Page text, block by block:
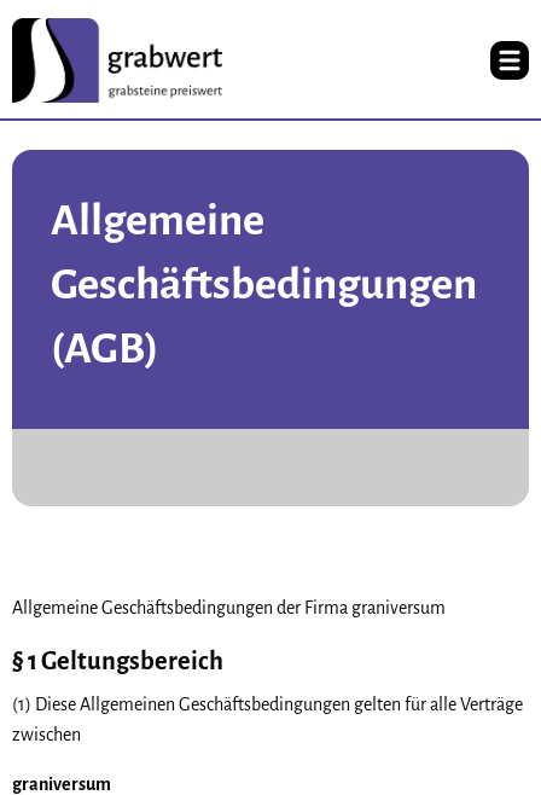
Allgemeine
Geschäftsbedingungen
(AGB)
Allgemeine Geschäftsbedingungen der Firma graniversum
§ 1 Geltungsbereich
(1) Diese Allgemeinen Geschäftsbedingungen gelten für alle Verträge
zwischen
graniversum